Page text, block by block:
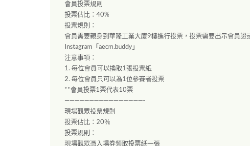
會員投票規則
投票佔比：40%
投票規則：
會員需要親身到華隆工業大廈9樓進行投票，投票需要出示會員
Instagram「aecm.buddy」
注意事項：
1. 每位會員可以換取1張投票紙
2. 每位會員只可以為1位參賽者投票
**會員投票1票代表10票
————————————————-
現場觀眾投票規則
投票佔比：20％
投票規則：
現場觀眾憑入場券領取投票紙一張